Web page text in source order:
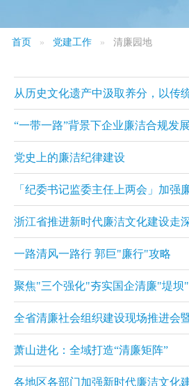
首页 党建工作 清廉园地
党史上的廉洁纪律建设
一路清风一路行 郭巨"廉行"攻略
聚焦"三个强化"夯实国企清廉"堤坝"
萧山进化：全域打造“清廉矩阵”